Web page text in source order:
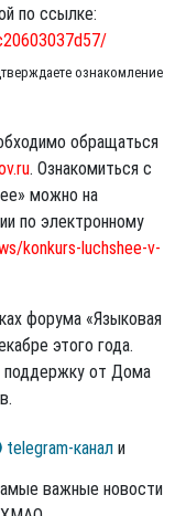
по ссылке:
ознакомление
обращаться
. Ознакомиться с
можно на
по электронному
konkurs-luchshee-v-
форума «Языковая
этого года.
поддержку от Дома
telegram-канал и
важные новости